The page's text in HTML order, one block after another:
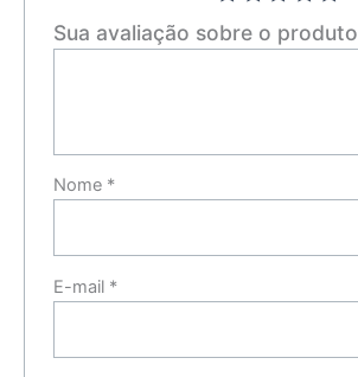
Sua avaliação sobre o produto
Nome *
E-mail *